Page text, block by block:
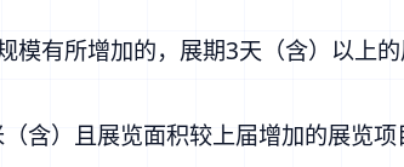
模有所增加的，展期3天（含）以上的
含）且展览面积较上届增加的展览